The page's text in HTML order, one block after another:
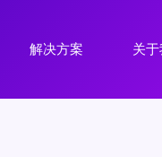
解决方案 关